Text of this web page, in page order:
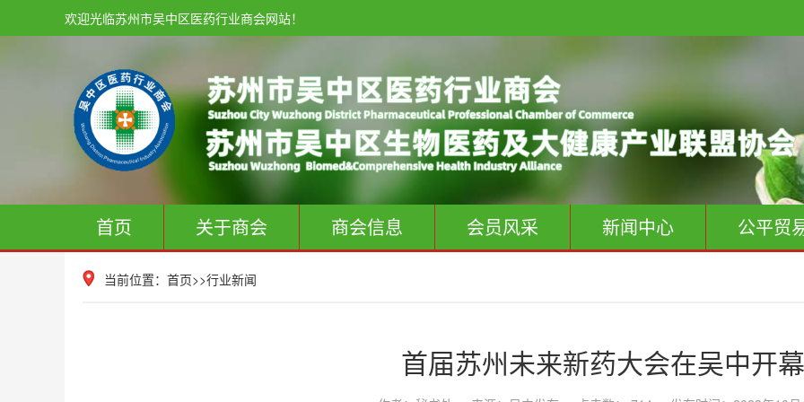
欢迎光临苏州市吴中区医药行业商会网站！
首页 关于商会 商会信息 会员风采 新闻中心 公平贸
当前位置： 首页>>行业新闻
首届苏州未来新药大会在吴中开幕